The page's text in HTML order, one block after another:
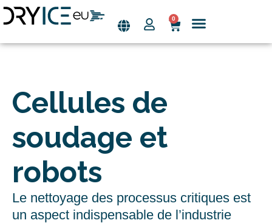
au
0
Cellules de
soudage et
robots
Le nettoyage des processus critiques est
un aspect indispensable de l’industrie